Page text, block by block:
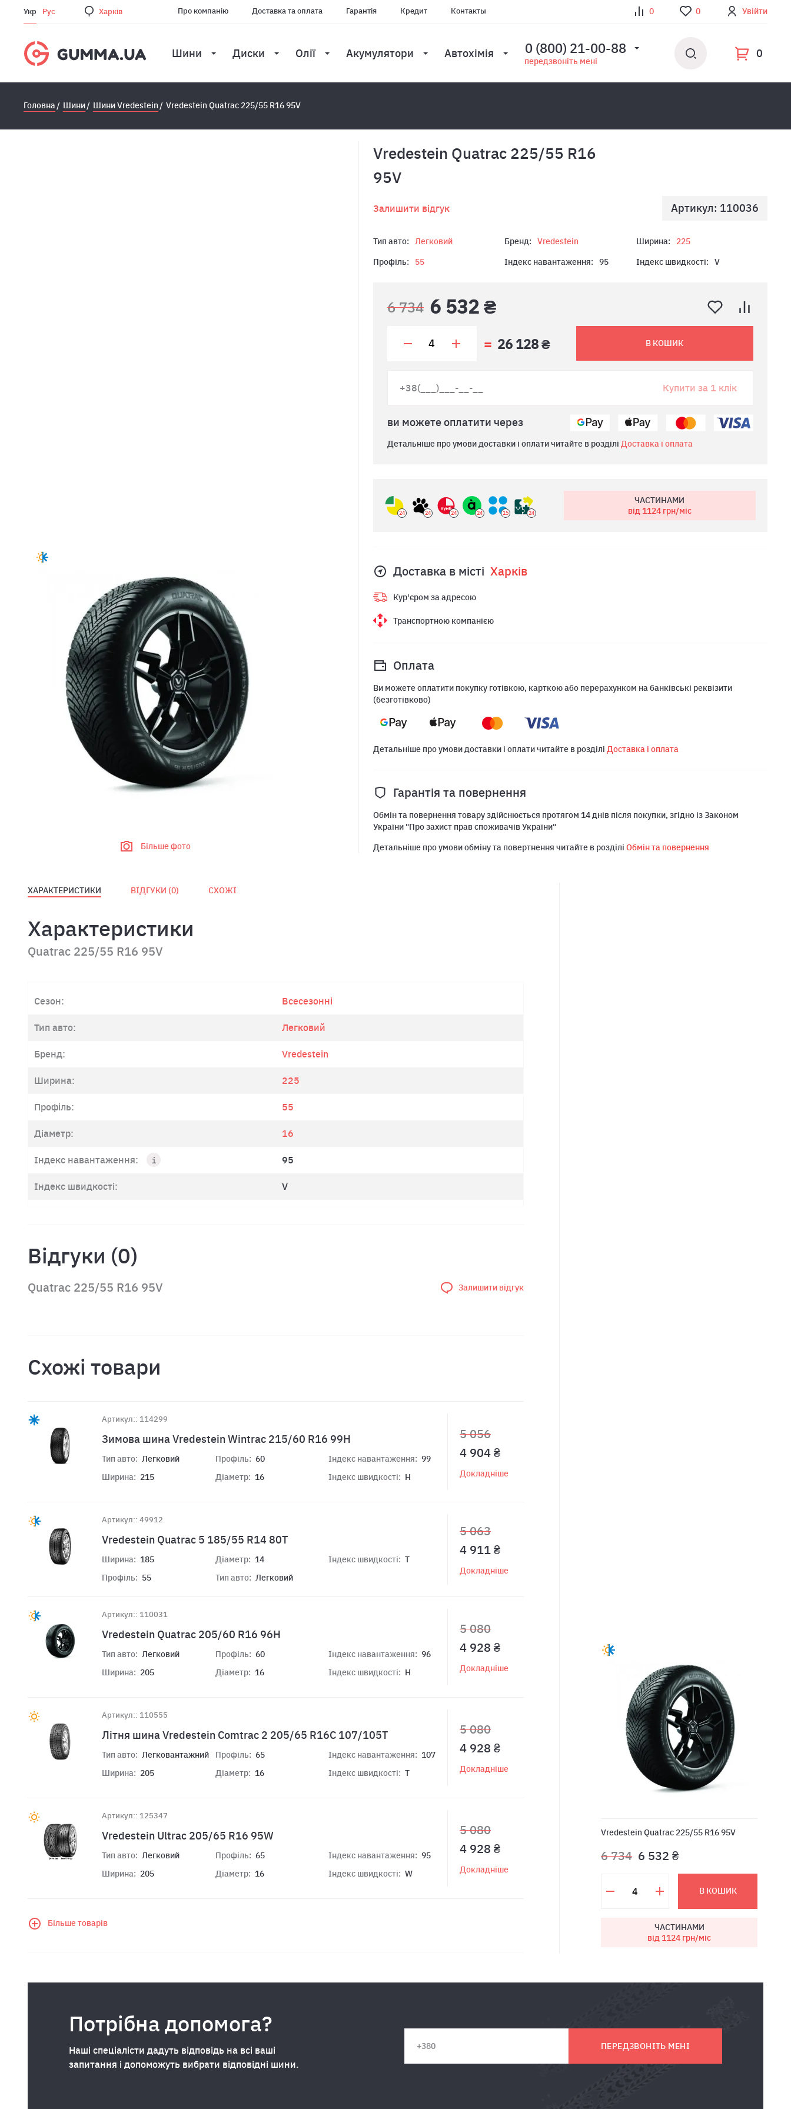
Укр Рус Харкiв Про компанію Доставка та оплата Гарантія Кредит Контакты 0 0 Увійти
Шини Диски Олії Акумулятори Автохімія 0 (800) 21-00-88
передзвоніть мені
0
Головна Шини Шини Vredestein Vredestein Quatrac 225/55 R16 95V
Більше фото
Vredestein Quatrac 225/55 R16
95V
Залишити відгук Артикул: 110036
Тип авто: Легковий Бренд: Vredestein Ширина:
225
Профіль:
55 Індекс навантаження: 95 Індекс швидкості: V
6 734 6 532 ₴
26 128 ₴ В КОШИК
Купити за 1 клік
ви можете оплатити через
Детальніше про умови доставки і оплати читайте в розділі Доставка і оплата
24 24 24 24 15 24
ЧАСТИНАМИ
від 1124грн/міс
Доставка в місті Харкiв
Кур'єром за адресою
Транспортною компанією
Оплата
Ви можете оплатити покупку готівкою, карткою або перерахунком на банківські реквізити
(безготівково)
Детальніше про умови доставки і оплати читайте в розділі Доставка і оплата
Гарантія та повернення
Обмін та повернення товару здійснюється протягом 14 днів після покупки, згідно із Законом
України "Про захист прав споживачів України"
Детальніше про умови обміну та повертнення читайте в розділі Обмін та повернення
ХАРАКТЕРИСТИКИ ВІДГУКИ (0) СХОЖІ
Характеристики
Quatrac 225/55 R16 95V
Сезон: Всесезонні
Тип авто: Легковий
Бренд: Vredestein
Ширина: 225
Профіль: 55
Діаметр: 16
Індекс навантаження: 95
Індекс швидкості: V
Відгуки (0)
Quatrac 225/55 R16 95V Залишити відгук
Схожі товари
Артикул:: 114299
Зимова шина Vredestein Wintrac 215/60 R16 99H
Тип авто: Легковий
Ширина: 215
Профіль: 60
Діаметр: 16
Індекс навантаження: 99
Індекс швидкості: H
5 056
4 904 ₴
Докладніше
Артикул:: 49912
Vredestein Quatrac 5 185/55 R14 80T
Ширина: 185
Профіль: 55
Діаметр: 14
Тип авто: Легковий
Індекс швидкості: T
5 063
4 911 ₴
Докладніше
Артикул:: 110031
Vredestein Quatrac 205/60 R16 96H
Тип авто: Легковий
Ширина: 205
Профіль: 60
Діаметр: 16
Індекс навантаження: 96
Індекс швидкості: H
5 080
4 928 ₴
Докладніше
Артикул:: 110555
Літня шина Vredestein Comtrac 2 205/65 R16C 107/105T
Тип авто: Легковантажний
Ширина: 205
Профіль: 65
Діаметр: 16
Індекс навантаження: 107
Індекс швидкості: T
5 080
4 928 ₴
Докладніше
Артикул:: 125347
Vredestein Ultrac 205/65 R16 95W
Тип авто: Легковий
Ширина: 205
Профіль: 65
Діаметр: 16
Індекс навантаження: 95
Індекс швидкості: W
5 080
4 928 ₴
Докладніше
Більше товарів
Vredestein Quatrac 225/55 R16 95V
6 734 6 532 ₴
В КОШИК
ЧАСТИНАМИ
від 1124 грн/міс
Потрібна допомога?
Наші спеціалісти дадуть відповідь на всі ваші
запитання і допоможуть вибрати відповідні шини.
ПЕРЕДЗВОНІТЬ МЕНІ